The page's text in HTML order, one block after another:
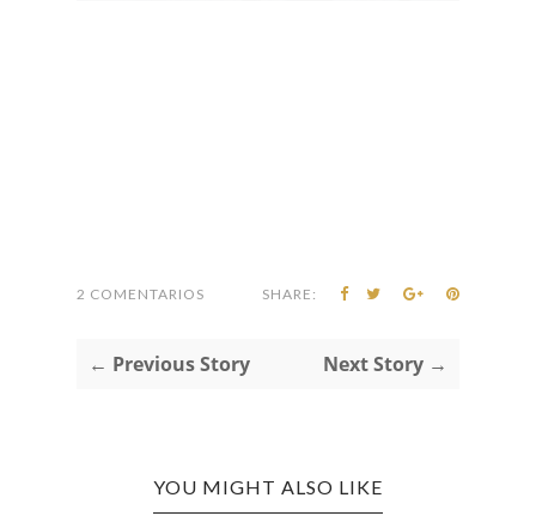
2 COMENTARIOS SHARE:
← Previous Story Next Story →
YOU MIGHT ALSO LIKE